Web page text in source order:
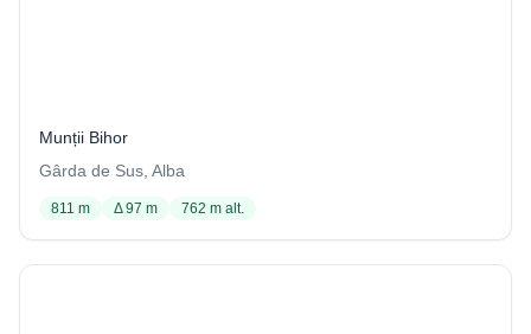
Munții Bihor
Gârda de Sus, Alba
811 m Δ 97 m 762 m alt.